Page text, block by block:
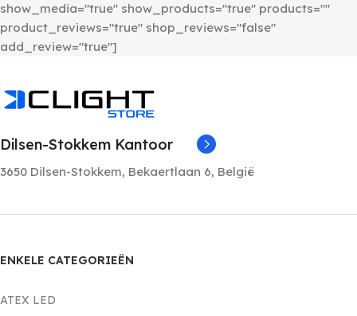
show_media="true" show_products="true" products=""
product_reviews="true" shop_reviews="false"
add_review="true"]
Dilsen-Stokkem Kantoor
3650 Dilsen-Stokkem, Bekaertlaan 6, België
ENKELE CATEGORIEËN
ATEX LED